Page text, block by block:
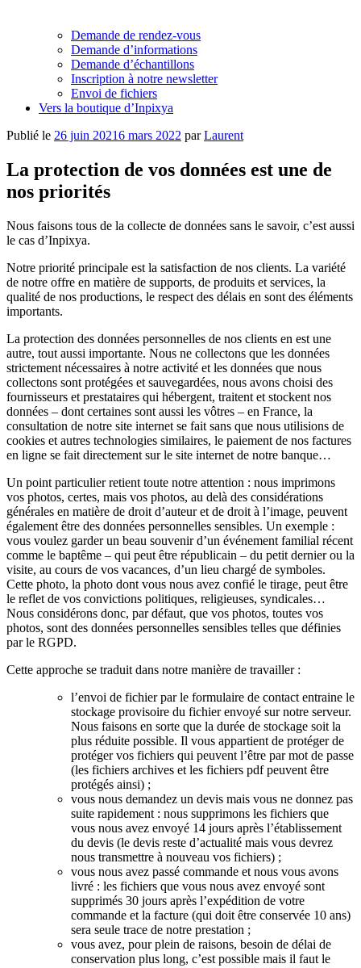
Demande de rendez-vous
Demande d’informations
Demande d’échantillons
Inscription à notre newsletter
Envoi de fichiers
Vers la boutique d’Inpixya
Publié le 26 juin 20216 mars 2022 parLaurent
La protection de vos données est une de
nos priorités
Nous faisons tous de la collecte de données sans le savoir, c’est aussi
le cas d’Inpixya.
Notre priorité principale est la satisfaction de nos clients. La variété
de notre offre en matière de supports, de produits et services, la
qualité de nos productions, le respect des délais en sont des éléments
importants.
La protection des données personnelles de nos clients en est une
autre, tout aussi importante. Nous ne collectons que les données
strictement nécessaires à notre activité et les données que nous
collectons sont protégées et sauvegardées, nous avons choisi des
fournisseurs et prestataires qui hébergent, traitent et stockent nos
données – dont certaines sont aussi les vôtres – en France, la
consultation de notre site internet se fait sans que nous utilisions de
cookies et autres technologies similaires, le paiement de nos factures
en ligne se fait directement sur le site internet de notre banque…
Un point particulier retient toute notre attention : nous imprimons
vos photos, certes, mais vos photos, au delà des considérations
générales en matière de droit d’auteur et de droit à l’image, peuvent
également être des données personnelles sensibles. Un exemple :
vous voulez garder un beau souvenir d’un événement familial récent
comme le baptême – qui peut être républicain – du petit dernier ou la
visite, au cours de vos vacances, d’un lieu chargé de symboles.
Cette photo, la photo dont vous nous avez confié le tirage, peut être
le reflet de vos convictions politiques, religieuses, syndicales…
Nous considérons donc, par défaut, que vos photos, toutes vos
photos, sont des données personnelles sensibles telles que définies
par le RGPD.
Cette approche se traduit dans notre manière de travailler :
l’envoi de fichier par le formulaire de contact entraine le
stockage provisoire du fichier envoyé sur notre serveur.
Nous faisons en sorte que la durée de stockage soit la
plus réduite possible. Il vous appartient de protéger de
protéger vos fichiers qui peuvent l’être par mot de passe
(les fichiers archives et les fichiers pdf peuvent être
protégés ainsi) ;
vous nous demandez un devis mais vous ne donnez pas
suite rapidement : nous supprimons les fichiers que
vous nous avez envoyé 14 jours après l’établissement
du devis (le devis reste d’actualité mais vous devrez
nous transmettre à nouveau vos fichiers) ;
vous nous avez passé commande et nous vous avons
livré : les fichiers que vous nous avez envoyé sont
supprimés 30 jours après l’expédition de votre
commande et la facture (qui doit être conservée 10 ans)
sera seule trace de notre prestation ;
vous avez, pour plein de raisons, besoin de délai de
conservation plus long, c’est possible mais il faut le